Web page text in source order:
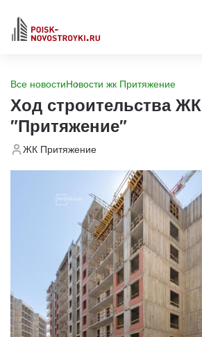
Все новостиНовости жк Притяжение
Ход строительства ЖК
"Притяжение"
ЖК Притяжение